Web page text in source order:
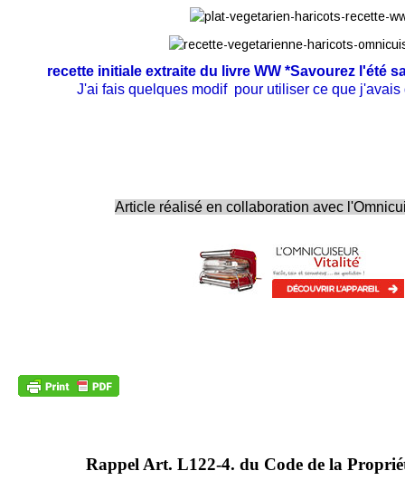
recette initiale extraite du livre WW *Savourez l'été
J'ai fais quelques modif pour utiliser ce que
Article réalisé en collaboration avec
Rappel Art. L122-4. du Code de la